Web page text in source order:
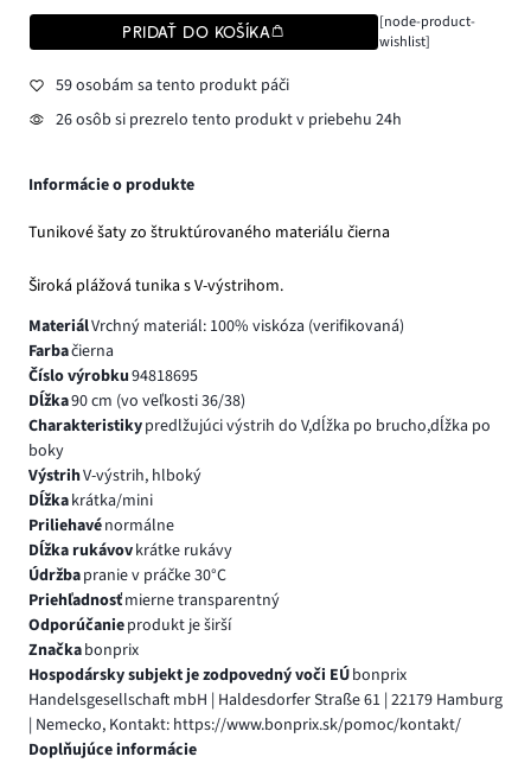
PRIDAŤ DO KOŠÍKA
[node-product-
wishlist]
59 osobám sa tento produkt páči
26 osôb si prezrelo tento produkt v priebehu 24h
Informácie o produkte
Tunikové šaty zo štruktúrovaného materiálu čierna
Široká plážová tunika s V-výstrihom.
MateriálVrchný materiál: 100% viskóza (verifikovaná)
Farbačierna
Číslo výrobku94818695
Dĺžka90 cm (vo veľkosti 36/38)
Charakteristikypredlžujúci výstrih do V,dĺžka po brucho,dĺžka po
boky
VýstrihV-výstrih, hlboký
Dĺžkakrátka/mini
Priliehavénormálne
Dĺžka rukávovkrátke rukávy
Údržbapranie v práčke 30°C
Priehľadnosťmierne transparentný
Odporúčanieprodukt je širší
Značkabonprix
Hospodársky subjekt je zodpovedný voči EÚbonprix
Handelsgesellschaft mbH | Haldesdorfer Straße 61 | 22179 Hamburg
| Nemecko, Kontakt: https://www.bonprix.sk/pomoc/kontakt/
Doplňujúce informácie